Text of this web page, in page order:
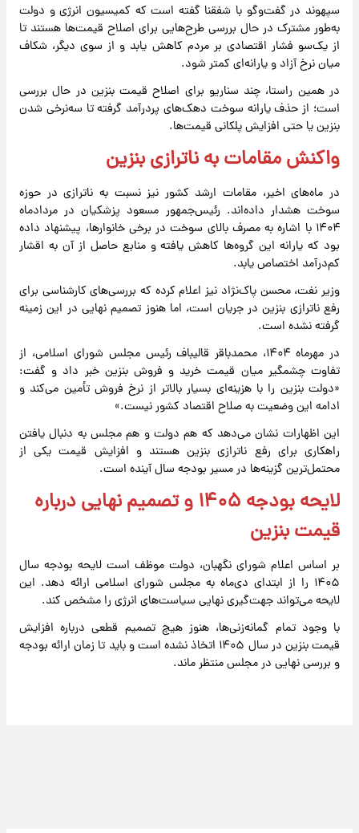
سپهوند در گفت‌وگو با شفقنا گفته است که کمیسیون انرژی و دولت
به‌طور مشترک در حال بررسی طرح‌هایی برای اصلاح قیمت‌ها هستند تا
از یک‌سو فشار اقتصادی بر مردم کاهش یابد و از سوی دیگر، شکاف
میان نرخ آزاد و یارانه‌ای کمتر شود.
در همین راستا، چند سناریو برای اصلاح قیمت بنزین در حال بررسی
است؛ از حذف یارانه سوخت دهک‌های پردرآمد گرفته تا سه‌نرخی شدن
بنزین یا حتی افزایش پلکانی قیمت‌ها.
واکنش مقامات به ناترازی بنزین
در ماه‌های اخیر، مقامات ارشد کشور نیز نسبت به ناترازی در حوزه
سوخت هشدار داده‌اند. رئیس‌جمهور مسعود پزشکیان در مردادماه
۱۴۰۴ با اشاره به مصرف بالای سوخت در برخی خانوارها، پیشنهاد داده
بود که یارانه این گروه‌ها کاهش یافته و منابع حاصل از آن به اقشار
کم‌درآمد اختصاص یابد.
وزیر نفت، محسن پاک‌نژاد نیز اعلام کرده که بررسی‌های کارشناسی برای
رفع ناترازی بنزین در جریان است، اما هنوز تصمیم نهایی در این زمینه
گرفته نشده است.
در مهرماه ۱۴۰۴، محمدباقر قالیباف رئیس مجلس شورای اسلامی، از
تفاوت چشمگیر میان قیمت خرید و فروش بنزین خبر داد و گفت:
«دولت بنزین را با هزینه‌ای بسیار بالاتر از نرخ فروش تأمین می‌کند و
ادامه این وضعیت به صلاح اقتصاد کشور نیست.»
این اظهارات نشان می‌دهد که هم دولت و هم مجلس به دنبال یافتن
راهکاری برای رفع ناترازی بنزین هستند و افزایش قیمت یکی از
محتمل‌ترین گزینه‌ها در مسیر بودجه سال آینده است.
لایحه بودجه ۱۴۰۵ و تصمیم نهایی درباره
قیمت بنزین
بر اساس اعلام شورای نگهبان، دولت موظف است لایحه بودجه سال
۱۴۰۵ را از ابتدای دی‌ماه به مجلس شورای اسلامی ارائه دهد. این
لایحه می‌تواند جهت‌گیری نهایی سیاست‌های انرژی را مشخص کند.
با وجود تمام گمانه‌زنی‌ها، هنوز هیچ تصمیم قطعی درباره افزایش
قیمت بنزین در سال ۱۴۰۵ اتخاذ نشده است و باید تا زمان ارائه بودجه
و بررسی نهایی در مجلس منتظر ماند.